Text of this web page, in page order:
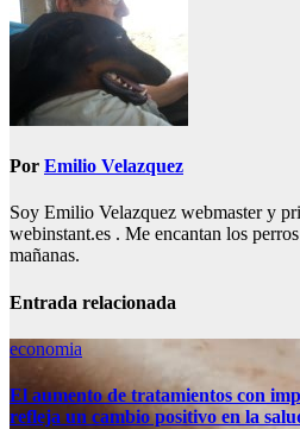
Por Emilio Velazquez
Soy Emilio Velazquez webmaster y
webinstant.es . Me encantan los
mañanas.
Entrada relacionada
economia
El aumento de tratamientos con
refleja un cambio positivo en la